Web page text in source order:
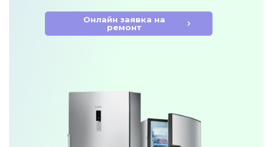
Онлайн заявка на
ремонт